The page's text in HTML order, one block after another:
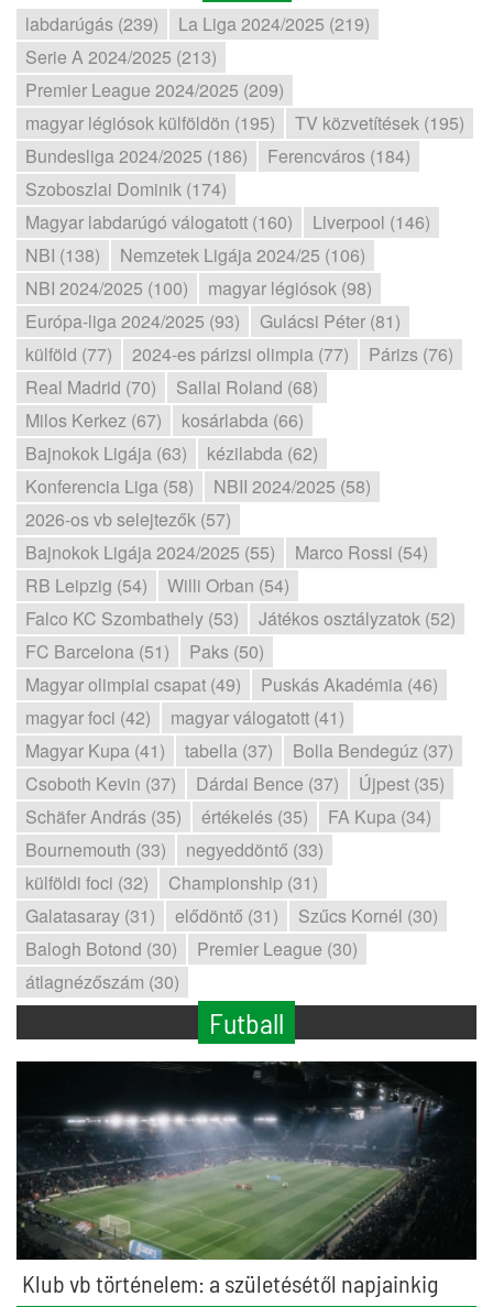
labdarúgás (239)
La Liga 2024/2025 (219)
Serie A 2024/2025 (213)
Premier League 2024/2025 (209)
magyar légiósok külföldön (195)
TV közvetítések (195)
Bundesliga 2024/2025 (186)
Ferencváros (184)
Szoboszlai Dominik (174)
Magyar labdarúgó válogatott (160)
Liverpool (146)
NBI (138)
Nemzetek Ligája 2024/25 (106)
NBI 2024/2025 (100)
magyar légiósok (98)
Európa-liga 2024/2025 (93)
Gulácsi Péter (81)
külföld (77)
2024-es párizsi olimpia (77)
Párizs (76)
Real Madrid (70)
Sallai Roland (68)
Milos Kerkez (67)
kosárlabda (66)
Bajnokok Ligája (63)
kézilabda (62)
Konferencia Liga (58)
NBII 2024/2025 (58)
2026-os vb selejtezők (57)
Bajnokok Ligája 2024/2025 (55)
Marco Rossi (54)
RB Leipzig (54)
Willi Orban (54)
Falco KC Szombathely (53)
Játékos osztályzatok (52)
FC Barcelona (51)
Paks (50)
Magyar olimpiai csapat (49)
Puskás Akadémia (46)
magyar foci (42)
magyar válogatott (41)
Magyar Kupa (41)
tabella (37)
Bolla Bendegúz (37)
Csoboth Kevin (37)
Dárdai Bence (37)
Újpest (35)
Schäfer András (35)
értékelés (35)
FA Kupa (34)
Bournemouth (33)
negyeddöntő (33)
külföldi foci (32)
Championship (31)
Galatasaray (31)
elődöntő (31)
Szűcs Kornél (30)
Balogh Botond (30)
Premier League (30)
átlagnézőszám (30)
Futball
Klub vb történelem: a születésétől napjainkig